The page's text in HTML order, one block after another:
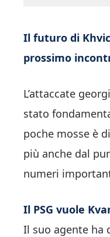
Il futuro di
prossimo
L’attaccate
stato
poche mosse è
più anche dal
numeri
Il PSG vuole
Il suo agente ha